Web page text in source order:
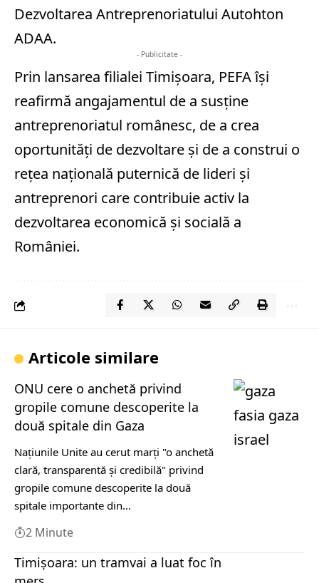
Dezvoltarea Antreprenoriatului Autohton
ADAA.
- Publicitate -
Prin lansarea filialei Timișoara, PEFA își
reafirmă angajamentul de a susține
antreprenoriatul românesc, de a crea
oportunități de dezvoltare și de a construi o
rețea națională puternică de lideri și
antreprenori care contribuie activ la
dezvoltarea economică și socială a
României.
Articole similare
ONU cere o anchetă privind
gropile comune descoperite la
două spitale din Gaza
Naţiunile Unite au cerut marţi "o anchetă
clară, transparentă şi credibilă" privind
gropile comune descoperite la două
spitale importante din…
2 Minute
Timișoara: un tramvai a luat foc în